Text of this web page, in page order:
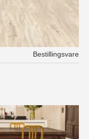
Bestillingsvare